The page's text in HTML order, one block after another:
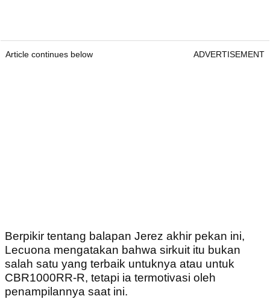
Article continues below ADVERTISEMENT
Berpikir tentang balapan Jerez akhir pekan ini,
Lecuona mengatakan bahwa sirkuit itu bukan
salah satu yang terbaik untuknya atau untuk
CBR1000RR-R, tetapi ia termotivasi oleh
penampilannya saat ini.